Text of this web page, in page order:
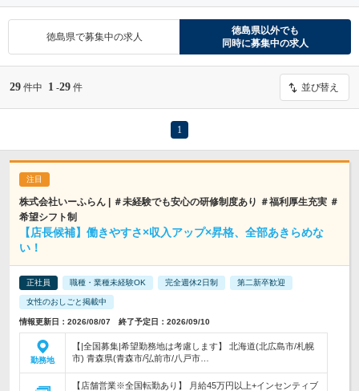
徳島県で募集中の求人
徳島県以外でも
同時に募集中の求人
29 件中 1 -29 件 並び替え
1
株式会社いーふらん | ＃未経験でも安心の研修制度あり ＃福利厚生充実 ＃
希望シフト制
【店長候補】働きやすさ×収入アップ×昇格、全部あきらめな
い！
正社員 職種・業種未経験OK 完全週休2日制 第二新卒歓迎
女性のおしごと掲載中
情報更新日：2026/08/07 終了予定日：2026/09/10
勤務地
【|全国募集|希望勤務地は考慮します】 北海道(北広島市/札幌
市) 青森県(青森市/弘前市/八戸市…
【店舗営業※全国転勤あり】 月給45万円以上+インセンティブ